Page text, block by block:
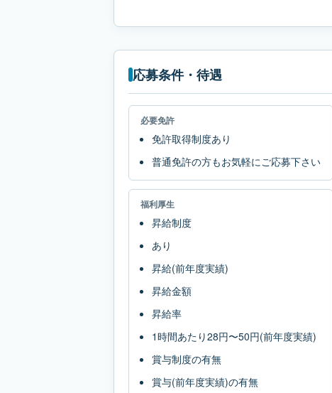
応募条件・待遇
必要免許
免許取得制度あり
普通免許の方もお気軽にご応募下さい
福利厚生
昇給制度
あり
昇給(前年度実績)
昇給金額
昇給率
1時間あたり28円〜50円(前年度実績)
賞与制度の有無
賞与(前年度実績)の有無